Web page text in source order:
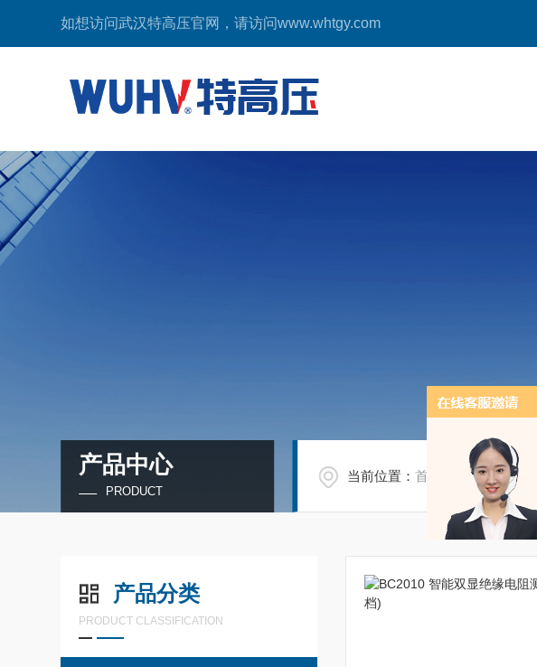
如想访问武汉特高压官网，请访问www.whtgy.com
产品中心
PRODUCT
当前位置：首页 产品中心/
产品分类
PRODUCT CLASSIFICATION